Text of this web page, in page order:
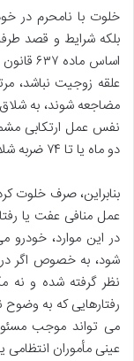
خلوت با نامحرم در
بلکه شرایط و قصد
اساس
علقه زوجیت نباشد،
مضاجعه شوند، به
نفس عمل ارتکابی
دو ماه یا تا ۷۴ ضربه شلاق محکوم خواهند شد.
بنابراین، صرف خلوت
عمل منافی عفت یا
در این موارد، خودرو
شود، به خصوص اگر در
نظر گرفته شده و نه
رفتارهایی که به
می تواند موجب
عینی مأموران انتظامی